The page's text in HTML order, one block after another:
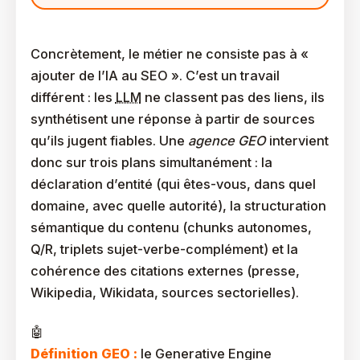
Concrètement, le métier ne consiste pas à «
ajouter de l’IA au SEO ». C’est un travail
différent : les LLM ne classent pas des liens, ils
synthétisent une réponse à partir de sources
qu’ils jugent fiables. Une agence GEOintervient
donc sur trois plans simultanément : la
déclaration d’entité (qui êtes-vous, dans quel
domaine, avec quelle autorité), la structuration
sémantique du contenu (chunks autonomes,
Q/R, triplets sujet-verbe-complément) et la
cohérence des citations externes (presse,
Wikipedia, Wikidata, sources sectorielles).
Définition GEO : le Generative Engine